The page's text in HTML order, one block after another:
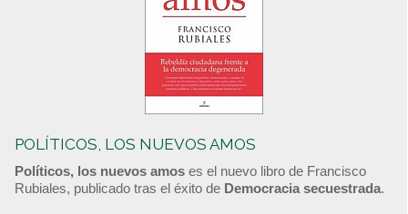
POLÍTICOS, LOS NUEVOS AMOS
Políticos, los nuevos amos es el nuevo libro de Francisco
Rubiales, publicado tras el éxito de Democracia secuestrada.